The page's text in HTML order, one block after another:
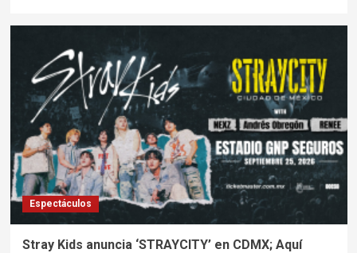
Espectáculos
Stray Kids anuncia ‘STRAYCITY’ en CDMX; Aquí